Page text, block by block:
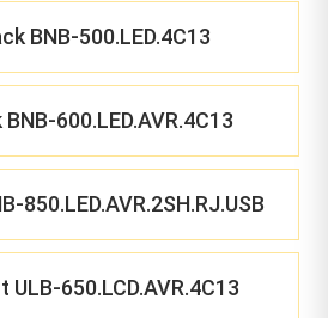
BNB-500.LED.4C13
600.LED.AVR.4C13
850.LED.AVR.2SH.RJ.USB
ULB-650.LCD.AVR.4C13